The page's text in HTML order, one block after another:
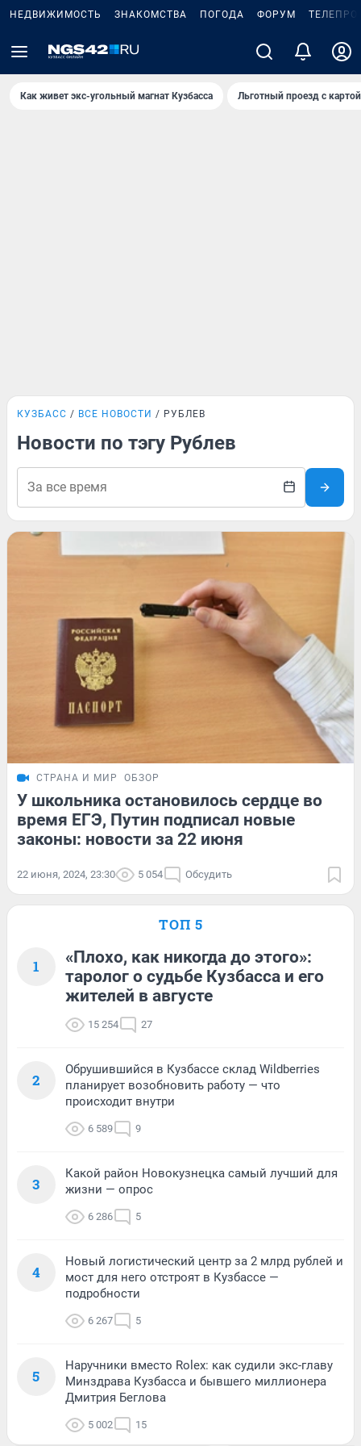
НЕДВИЖИМОСТЬ ЗНАКОМСТВА ПОГОДА ФОРУМ
Как живет экс-угольный магнат Кузбасса Льготный проезд с
КУЗБАСС ВСЕ НОВОСТИ РУБЛЕВ
Новости по тэгу Рублев
СТРАНА И МИР ОБЗОР
У школьника остановилось сердце во
время ЕГЭ, Путин подписал новые
законы: новости за 22 июня
22 июня, 2024, 23:30 5 054 Обсудить
ТОП 5
1
«Плохо, как никогда до этого»:
таролог о судьбе Кузбасса и его
жителей в августе
15 254 27
2
Обрушившийся в Кузбассе склад Wildberries
планирует возобновить работу — что
происходит внутри
6 589 9
3
Какой район Новокузнецка самый лучший для
жизни — опрос
6 286 5
4
Новый логистический центр за 2 млрд рублей и
мост для него отстроят в Кузбассе —
подробности
6 267 5
5
Наручники вместо Rolex: как судили экс-главу
Минздрава Кузбасса и бывшего миллионера
Дмитрия Беглова
5 002 15